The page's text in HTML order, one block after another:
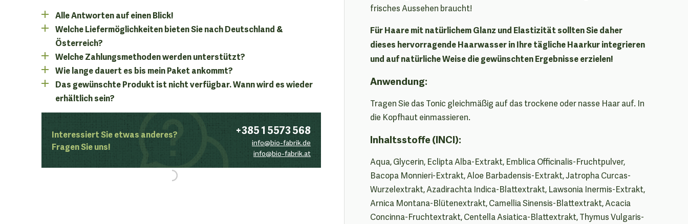
Alle Antworten auf einen Blick!
Welche Liefermöglichkeiten bieten Sie nach Deutschland &
Österreich?
Welche Zahlungsmethoden werden unterstützt?
Wie lange dauert es bis mein Paket ankommt?
Das gewünschte Produkt ist nicht verfügbar. Wann wird es wieder
erhältlich sein?
Interessiert Sie etwas anderes?
Fragen Sie uns!
+385 1 5573 568
info@bio-fabrik.de
info@bio-fabrik.at
frisches Aussehen braucht!
Für Haare mit natürlichem Glanz und Elastizität sollten Sie daher
dieses hervorragende Haarwasser in Ihre tägliche Haarkur integrieren
und auf natürliche Weise die gewünschten Ergebnisse erzielen!
Anwendung:
Tragen Sie das Tonic gleichmäßig auf das trockene oder nasse Haar auf. In
die Kopfhaut einmassieren.
Inhaltsstoffe (INCI):
Aqua, Glycerin, Eclipta Alba-Extrakt, Emblica Officinalis-Fruchtpulver,
Bacopa Monnieri-Extrakt, Aloe Barbadensis-Extrakt, Jatropha Curcas-
Wurzelextrakt, Azadirachta Indica-Blattextrakt, Lawsonia Inermis-Extrakt,
Arnica Montana-Blütenextrakt, Camellia Sinensis-Blattextrakt, Acacia
Concinna-Fruchtextrakt, Centella Asiatica-Blattextrakt, Thymus Vulgaris-